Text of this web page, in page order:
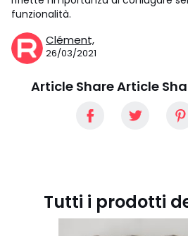
funzionalità.
Clément,
26/03/2021
Article Share Article
Tutti i prodotti